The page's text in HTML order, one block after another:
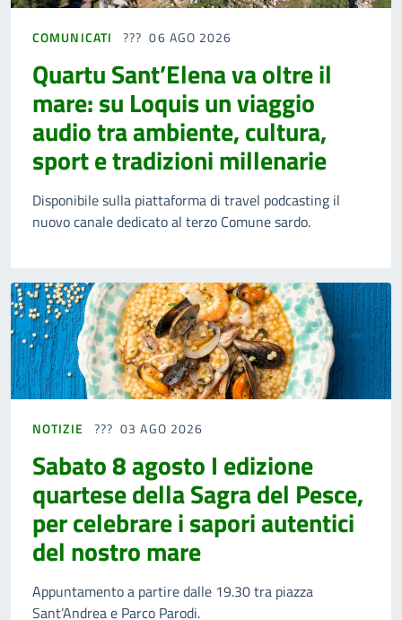
COMUNICATI 06 AGO 2026
Quartu Sant’Elena va oltre il
mare: su Loquis un viaggio
audio tra ambiente, cultura,
sport e tradizioni millenarie
Disponibile sulla piattaforma di travel podcasting il
nuovo canale dedicato al terzo Comune sardo.
NOTIZIE 03 AGO 2026
Sabato 8 agosto I edizione
quartese della Sagra del Pesce,
per celebrare i sapori autentici
del nostro mare
Appuntamento a partire dalle 19.30 tra piazza
Sant’Andrea e Parco Parodi.